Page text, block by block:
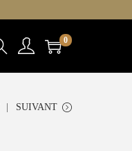
0
SUIVANT